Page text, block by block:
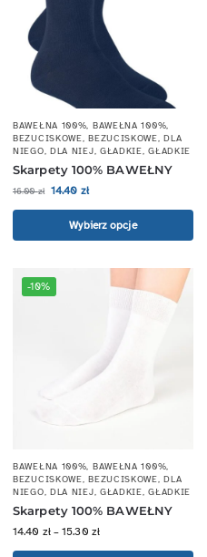
BAWEŁNA 100%, BAWEŁNA 100%,
BEZUCISKOWE,BEZUCISKOWE,DLA
NIEGO, DLA NIEJ, GŁADKIE,GŁADKIE
Skarpety 100% BAWEŁNY
16.00zł 14.40 zł
Wybierz opcje
-10%
BAWEŁNA 100%, BAWEŁNA 100%,
BEZUCISKOWE,BEZUCISKOWE,DLA
NIEGO, DLA NIEJ, GŁADKIE,GŁADKIE
Skarpety 100% BAWEŁNY
14.40 zł – 15.30 zł